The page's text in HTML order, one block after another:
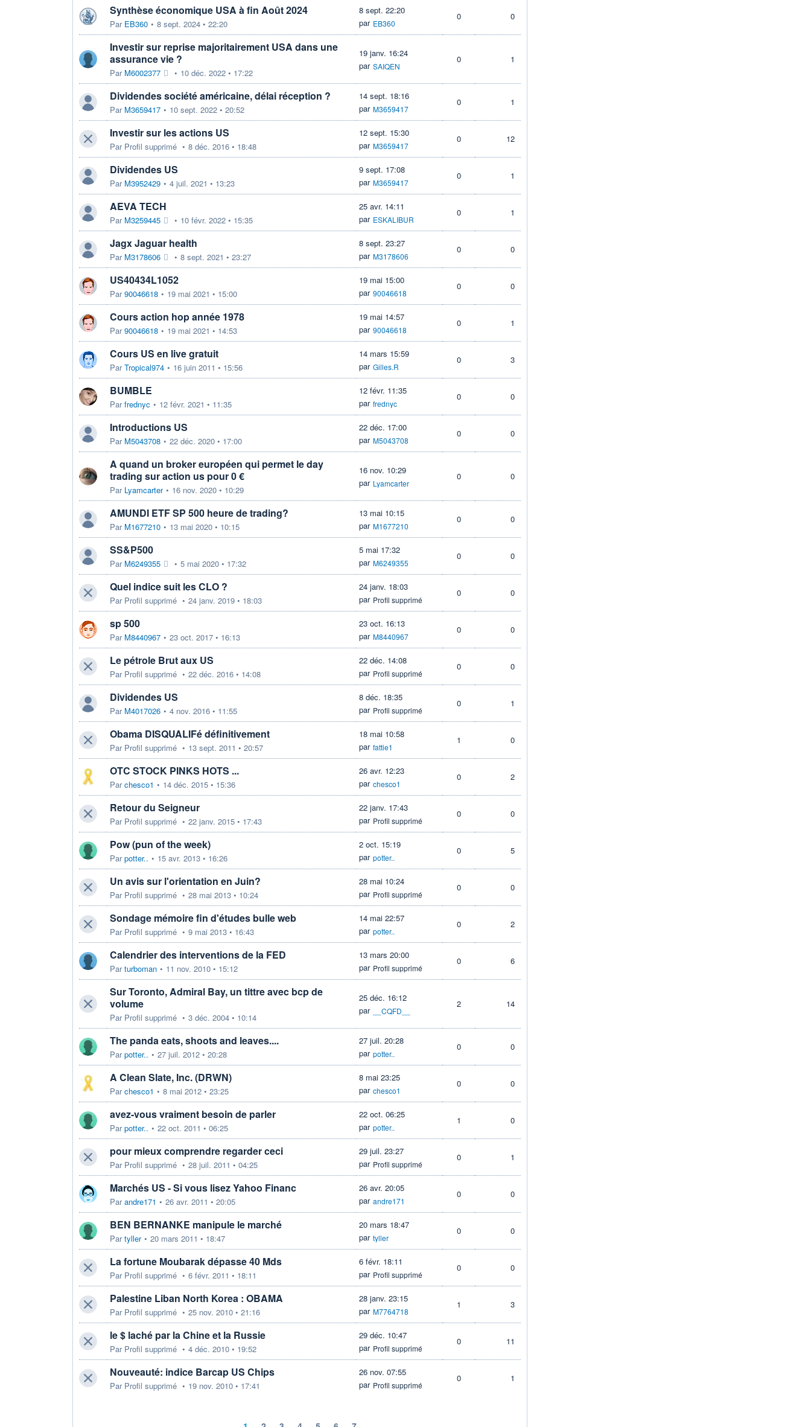
Synthèse économique USA à fin Août 2024
Par EB360 • 8 sept. 2024 • 22:20
8 sept. 22:20
par EB360
0 0
Investir sur reprise majoritairement USA dans une
assurance vie ?
Par M6002377 • 10 déc. 2022 • 17:22
19 janv. 16:24
par SAIQEN
0 1
Dividendes société américaine, délai réception ?
Par M3659417 • 10 sept. 2022 • 20:52
14 sept. 18:16
par M3659417
0 1
Investir sur les actions US
Par Profil supprimé • 8 déc. 2016 • 18:48
12 sept. 15:30
par M3659417
0 12
Dividendes US
Par M3952429 • 4 juil. 2021 • 13:23
9 sept. 17:08
par M3659417
0 1
AEVA TECH
Par M3259445 • 10 févr. 2022 • 15:35
25 avr. 14:11
par ESKALIBUR
0 1
Jagx Jaguar health
Par M3178606 • 8 sept. 2021 • 23:27
8 sept. 23:27
par M3178606
0 0
US40434L1052
Par90046618 • 19 mai 2021 • 15:00
19 mai 15:00
par 90046618
0 0
Cours action hop année 1978
Par90046618 • 19 mai 2021 • 14:53
19 mai 14:57
par 90046618
0 1
Cours US en live gratuit
ParTropical974 • 16 juin 2011 • 15:56
14 mars 15:59
par Gilles.R
0 3
BUMBLE
Parfrednyc • 12 févr. 2021 • 11:35
12 févr. 11:35
par frednyc
0 0
Introductions US
Par M5043708 • 22 déc. 2020 • 17:00
22 déc. 17:00
par M5043708
0 0
A quand un broker européen qui permet le day
trading sur action us pour 0 €
Par Lyamcarter • 16 nov. 2020 • 10:29
16 nov. 10:29
par Lyamcarter
0 0
AMUNDI ETF SP 500 heure de trading?
Par M1677210 • 13 mai 2020 • 10:15
13 mai 10:15
par M1677210
0 0
SS&P500
Par M6249355 • 5 mai 2020 • 17:32
5 mai 17:32
par M6249355
0 0
Quel indice suit les CLO ?
Par Profil supprimé • 24 janv. 2019 • 18:03
24 janv. 18:03
par Profil supprimé
0 0
sp 500
Par M8440967 • 23 oct. 2017 • 16:13
23 oct. 16:13
par M8440967
0 0
Le pétrole Brut aux US
Par Profil supprimé • 22 déc. 2016 • 14:08
22 déc. 14:08
par Profil supprimé
0 0
Dividendes US
Par M4017026 • 4 nov. 2016 • 11:55
8 déc. 18:35
par Profil supprimé
0 1
Obama DISQUALIFé définitivement
Par Profil supprimé • 13 sept. 2011 • 20:57
18 mai 10:58
par fattie1
1 0
OTC STOCK PINKS HOTS ...
Parchesco1 • 14 déc. 2015 • 15:36
26 avr. 12:23
par chesco1
0 2
Retour du Seigneur
Par Profil supprimé • 22 janv. 2015 • 17:43
22 janv. 17:43
par Profil supprimé
0 0
Pow (pun of the week)
Parpotter.. • 15 avr. 2013 • 16:26
2 oct. 15:19
par potter..
0 5
Un avis sur l'orientation en Juin?
Par Profil supprimé • 28 mai 2013 • 10:24
28 mai 10:24
par Profil supprimé
0 0
Sondage mémoire fin d'études bulle web
Par Profil supprimé • 9 mai 2013 • 16:43
14 mai 22:57
par potter..
0 2
Calendrier des interventions de la FED
Parturboman • 11 nov. 2010 • 15:12
13 mars 20:00
par Profil supprimé
0 6
Sur Toronto, Admiral Bay, un tittre avec bcp de
volume
Par Profil supprimé • 3 déc. 2004 • 10:14
25 déc. 16:12
par
__CQFD__
2 14
The panda eats, shoots and leaves....
Parpotter.. • 27 juil. 2012 • 20:28
27 juil. 20:28
par potter..
0 0
A Clean Slate, Inc. (DRWN)
Parchesco1 • 8 mai 2012 • 23:25
8 mai 23:25
par chesco1
0 0
avez-vous vraiment besoin de parler
Parpotter.. • 22 oct. 2011 • 06:25
22 oct. 06:25
par potter..
1 0
pour mieux comprendre regarder ceci
Par Profil supprimé • 28 juil. 2011 • 04:25
29 juil. 23:27
par Profil supprimé
0 1
Marchés US - Si vous lisez Yahoo Financ
Parandre171 • 26 avr. 2011 • 20:05
26 avr. 20:05
par andre171
0 0
BEN BERNANKE manipule le marché
Partyller • 20 mars 2011 • 18:47
20 mars 18:47
par tyller
0 0
La fortune Moubarak dépasse 40 Mds
Par Profil supprimé • 6 févr. 2011 • 18:11
6 févr. 18:11
par Profil supprimé
0 0
Palestine Liban North Korea : OBAMA
Par Profil supprimé • 25 nov. 2010 • 21:16
28 janv. 23:15
par M7764718
1 3
le $ laché par la Chine et la Russie
Par Profil supprimé • 4 déc. 2010 • 19:52
29 déc. 10:47
par Profil supprimé
0 11
Nouveauté: indice Barcap US Chips
Par Profil supprimé • 19 nov. 2010 • 17:41
26 nov. 07:55
par Profil supprimé
0 1